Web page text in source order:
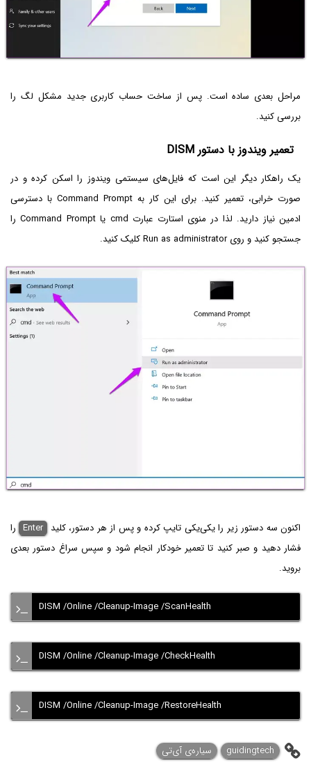
مراحل بعدی ساده است. پس از ساخت حساب کاربری جدید مشکل لگ را
بررسی کنید.
تعمیر ویندوز با دستور DISM
یک راهکار دیگر این است که فایل‌های سیستمی ویندوز را اسکن کرده و در
صورت خرابی، تعمیر کنید. برای این کار به Command Prompt با دسترسی
ادمین نیاز دارید. لذا در منوی استارت عبارت cmd یا Command Prompt را
جستجو کنید و روی Run as administrator کلیک کنید.
اکنون سه دستور زیر را یکی‌یکی تایپ کرده و پس از هر دستور، کلید Enter را
فشار دهید و صبر کنید تا تعمیر خودکار انجام شود و سپس سراغ دستور بعدی
بروید.
DISM /Online /Cleanup-Image /ScanHealth
DISM /Online /Cleanup-Image /CheckHealth
DISM /Online /Cleanup-Image /RestoreHealth
guidingtech سیاره‌ی آی‌تی